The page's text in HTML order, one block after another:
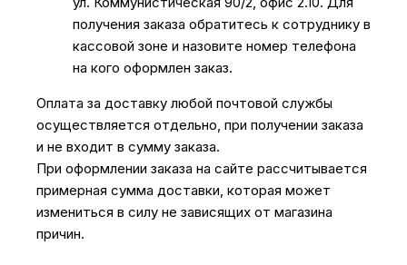
получения заказа обратитесь к сотруднику в
кассовой зоне и назовите номер телефона
на кого оформлен заказ.
Оплата за доставку любой почтовой службы
осуществляется отдельно, при получении заказа
и не входит в сумму заказа.
При оформлении заказа на сайте рассчитывается
примерная сумма доставки, которая может
измениться в силу не зависящих от магазина
причин.